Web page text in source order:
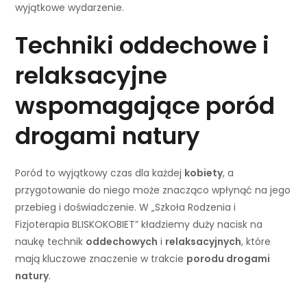
wyjątkowe wydarzenie.
Techniki oddechowe i
relaksacyjne
wspomagające poród
drogami natury
Poród to wyjątkowy czas dla każdej kobiety, a
przygotowanie do niego może znacząco wpłynąć na jego
przebieg i doświadczenie. W „Szkoła Rodzenia i
Fizjoterapia BLISKOKOBIET” kładziemy duży nacisk na
naukę technik oddechowych i relaksacyjnych, które
mają kluczowe znaczenie w trakcie porodu drogami
natury.